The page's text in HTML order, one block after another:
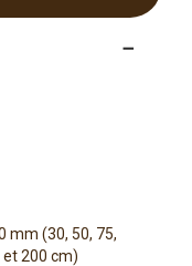
mm (30, 50, 75,
et 200 cm)